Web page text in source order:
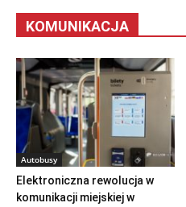
KOMUNIKACJA
Autobusy
Elektroniczna rewolucja w
komunikacji miejskiej w